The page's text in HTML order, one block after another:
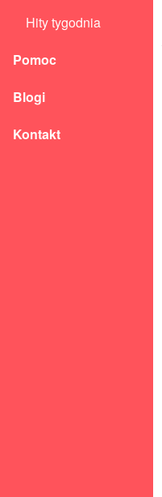
Hity tygodnia
Pomoc
Blogi
Kontakt